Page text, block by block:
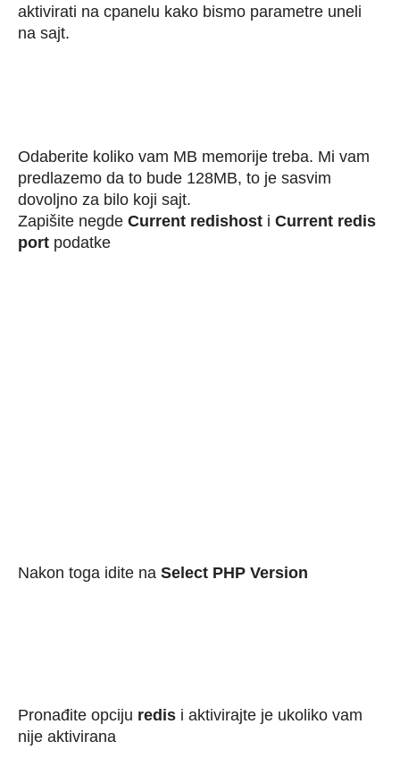
aktivirati na cpanelu kako bismo parametre uneli
na sajt.
Odaberite koliko vam MB memorije treba. Mi vam
predlazemo da to bude 128MB, to je sasvim
dovoljno za bilo koji sajt.
Zapišite negde Current redishost i Current redis
port podatke
Nakon toga idite na Select PHP Version
Pronađite opciju redis i aktivirajte je ukoliko vam
nije aktivirana